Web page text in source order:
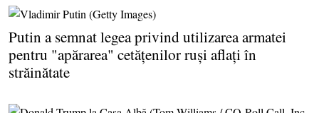
Putin a semnat legea privind utilizarea armatei
pentru "apărarea" cetăţenilor ruşi aflaţi în
străinătate